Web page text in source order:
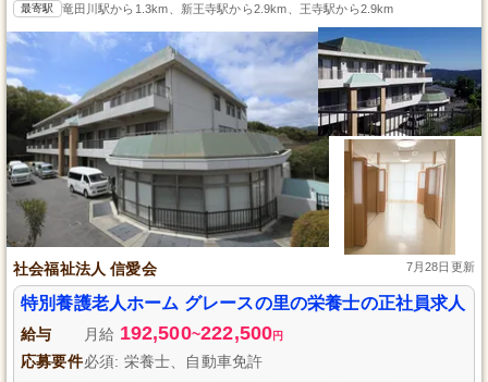
最寄駅 竜田川駅から1.3km、新王寺駅から2.9km、王寺駅から2.9km
社会福祉法人 信愛会 7月28日更新
特別養護老人ホーム グレースの里の栄養士の正社員求人
給与 月給 192,500~222,500円
応募要件必須: 栄養士、自動車免許